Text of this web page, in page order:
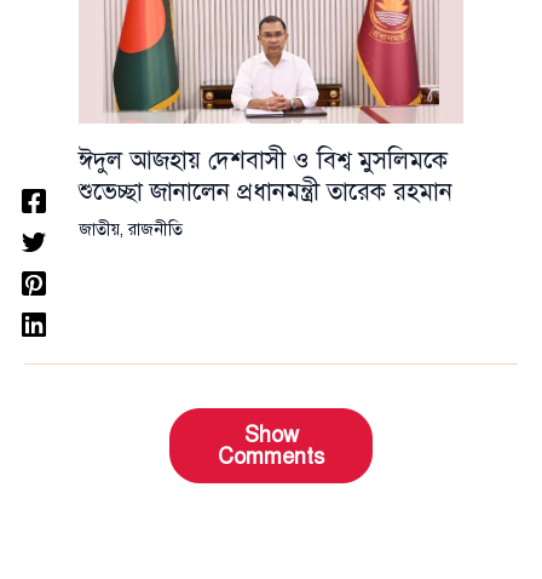
ঈদুল আজহায় দেশবাসী ও বিশ্ব মুসলিমকে
শুভেচ্ছা জানালেন প্রধানমন্ত্রী তারেক রহমান
জাতীয়,রাজনীতি
Show
Comments